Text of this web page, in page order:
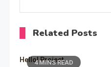
Related Posts
4 MINS READ
Hello! Project